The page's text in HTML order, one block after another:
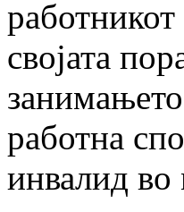
својата
работна
инвалид